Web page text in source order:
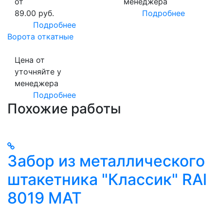
89.00 руб.
Подробнее
Подробнее
Ворота откатные
Цена от
уточняйте у
менеджера
Подробнее
Похожие работы
Забор из металлического
штакетника "Классик" RAl
8019 MAT